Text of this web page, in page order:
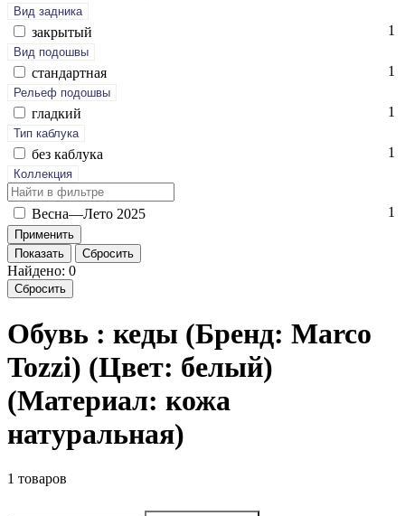
Вид задника
зак­ры­тый 1
Вид подошвы
стан­дарт­ная 1
Рельеф подошвы
глад­кий 1
Тип каблука
без каб­лу­ка 1
Коллекция
Вес­на—Ле­то 2025 1
Показать Сбросить
Найдено: 0
Сбросить
Обувь : кеды (Бренд: Marco
Tozzi) (Цвет: белый)
(Материал: кожа
натуральная)
1 товаров